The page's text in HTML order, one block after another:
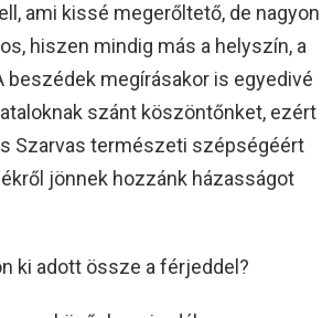
ami kissé megerőltető, de nagyon
hiszen mindig más a helyszín, a
beszédek megírásakor is egyedivé
szánt köszöntőnket, ezért
Szarvas természeti szépségéért
jönnek hozzánk házasságot
ki adott össze a férjeddel?